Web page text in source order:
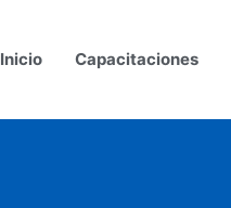
Inicio Capacitaciones